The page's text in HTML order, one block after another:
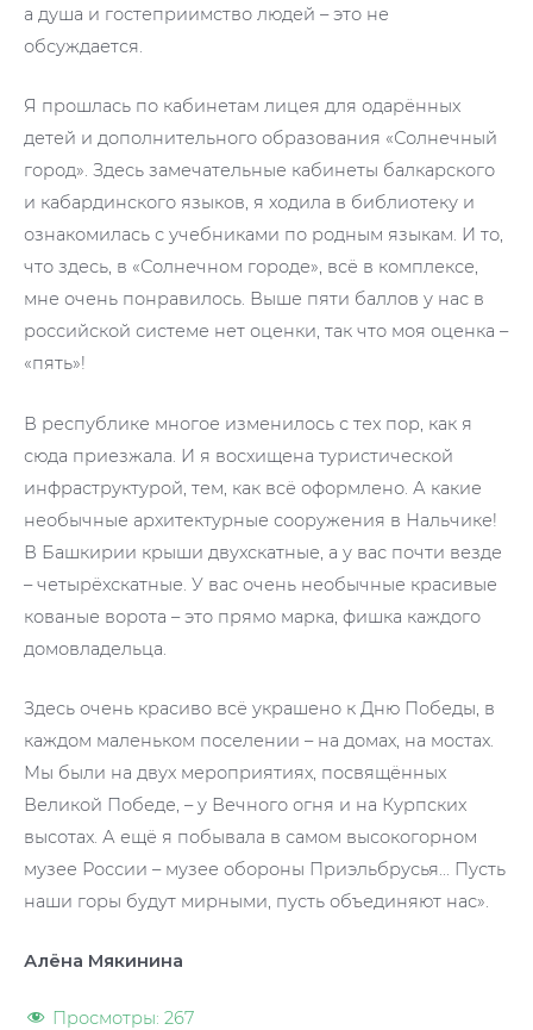
а душа и гостеприимство людей – это не
обсуждается.
Я прошлась по кабинетам лицея для одарённых
детей и дополнительного образования «Солнечный
город». Здесь замечательные кабинеты балкарского
и кабардинского языков, я ходила в библиотеку и
ознакомилась с учебниками по родным языкам. И то,
что здесь, в «Солнечном городе», всё в комплексе,
мне очень понравилось. Выше пяти баллов у нас в
российской системе нет оценки, так что моя оценка –
«пять»!
В республике многое изменилось с тех пор, как я
сюда приезжала. И я восхищена туристической
инфраструктурой, тем, как всё оформлено. А какие
необычные архитектурные сооружения в Нальчике!
В Башкирии крыши двухскатные, а у вас почти везде
– четырёхскатные. У вас очень необычные красивые
кованые ворота – это прямо марка, фишка каждого
домовладельца.
Здесь очень красиво всё украшено к Дню Победы, в
каждом маленьком поселении – на домах, на мостах.
Мы были на двух мероприятиях, посвящённых
Великой Победе, – у Вечного огня и на Курпских
высотах. А ещё я побывала в самом высокогорном
музее России – музее обороны Приэльбрусья… Пусть
наши горы будут мирными, пусть объединяют нас».
Алёна Мякинина
Просмотры: 267